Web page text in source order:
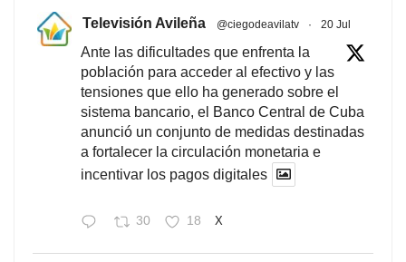
Televisión Avileña @ciegodeavilatv · 20 Jul
Ante las dificultades que enfrenta la
población para acceder al efectivo y las
tensiones que ello ha generado sobre el
sistema bancario, el Banco Central de Cuba
anunció un conjunto de medidas destinadas
a fortalecer la circulación monetaria e
incentivar los pagos digitales
30 18 X